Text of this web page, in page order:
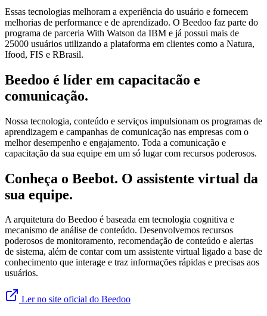
Essas tecnologias melhoram a experiência do usuário e fornecem
melhorias de performance e de aprendizado. O Beedoo faz parte do
programa de parceria With Watson da IBM e já possui mais de
25000 usuários utilizando a plataforma em clientes como a Natura,
Ifood, FIS e RBrasil.
Beedoo é líder em capacitacão e
comunicação.
Nossa tecnologia, conteúdo e serviços impulsionam os programas de
aprendizagem e campanhas de comunicação nas empresas com o
melhor desempenho e engajamento. Toda a comunicação e
capacitação da sua equipe em um só lugar com recursos poderosos.
Conheça o Beebot. O assistente virtual da
sua equipe.
A arquitetura do Beedoo é baseada em tecnologia cognitiva e
mecanismo de análise de conteúdo. Desenvolvemos recursos
poderosos de monitoramento, recomendação de conteúdo e alertas
de sistema, além de contar com um assistente virtual ligado a base de
conhecimento que interage e traz informações rápidas e precisas aos
usuários.
Ler no site oficial do Beedoo